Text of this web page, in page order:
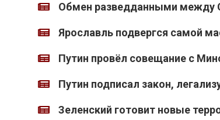
Обмен разведданными между
Ярославль подвергся самой
Путин провёл совещание с
Путин подписал закон,
Зеленский готовит новые